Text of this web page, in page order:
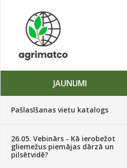
JAUNUMI
Pašlasīšanas vietu katalogs
26.05. Vebinārs - Kā ierobežot
gliemežus piemājas dārzā un
pilsētvidē?
Traktori, tehnika, rezerves
Sēklas, sīpoli, ķiploki,
kartupeļi